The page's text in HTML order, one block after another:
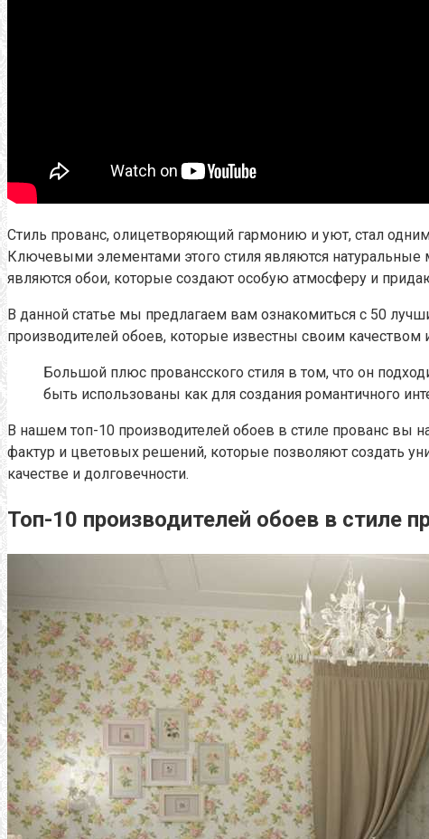
Стиль прованс, олицетворяющий гармонию и уют, стал
Ключевыми элементами этого стиля являются
являются обои, которые создают особую атмосферу и
В данной статье мы предлагаем вам ознакомиться с 50
производителей обоев, которые известны своим
Большой плюс провансского стиля в том, что он
быть использованы как для создания романтичного
В нашем топ-10 производителей обоев в стиле прованс вы
фактур и цветовых решений, которые позволяют создать
качестве и долговечности.
Топ-10 производителей обоев в стиле